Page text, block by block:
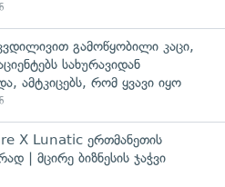
გამოწყობილი კაცი,
სახურავიდან
ამტკიცებს, რომ ყვავი იყო
X Lunatic ერთმანეთის
| მცირე ბიზნესის ჯაჭვი